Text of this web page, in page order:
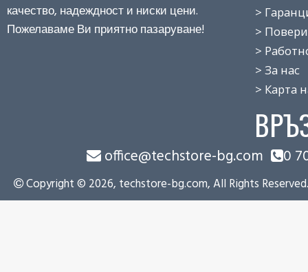
качество, надеждност и ниски цени.
Пожелаваме Ви приятно пазаруване!
>
>
> Работно
> За нас
> Карта на
office@techstore-bg.com 0
Copyright © 2026, techstore-bg.com, All Rights Reserved.